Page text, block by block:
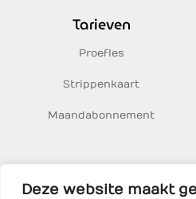
Deze website maakt
Tarieven
Proefles
Strippenkaart
Maandabonnement